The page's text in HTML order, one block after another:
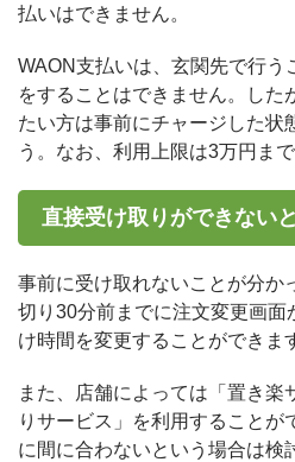
払いはできません。
WAON支払いは、玄関先で行う
をすることはできません。した
たい方は事前にチャージした状
う。なお、利用上限は3万円ま
直接受け取りができない
事前に受け取れないことが分か
切り30分前までに注文変更画面
け時間を変更することができま
また、店舗によっては「置き楽
りサービス」を利用することが
に間に合わないという場合は検